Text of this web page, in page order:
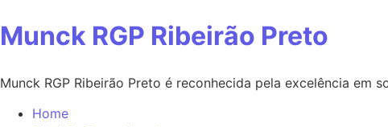
Ir
para
conteúdo
Munck RGP Ribeirão Preto
Munck RGP Ribeirão Preto é reconhecida pela excelência
Home